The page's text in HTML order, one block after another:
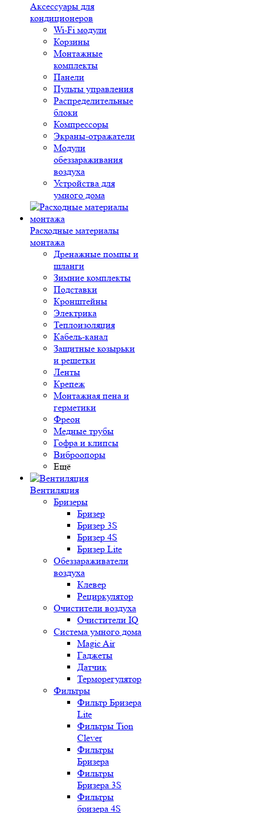
Аксессуары для
кондиционеров
Wi-Fi модули
Корзины
Монтажные
комплекты
Панели
Пульты управления
Распределительные
блоки
Компрессоры
Экраны-отражатели
Модули
обеззараживания
воздуха
Устройства для
умного дома
Расходные материалы
монтажа
Дренажные помпы и
шланги
Зимние комплекты
Подставки
Кронштейны
Электрика
Теплоизоляция
Кабель-канал
Защитные козырьки
и решетки
Ленты
Крепеж
Монтажная пена и
герметики
Фреон
Медные трубы
Гофра и клипсы
Виброопоры
Ещё
Вентиляция
Бризеры
Бризер
Бризер 3S
Бризер 4S
Бризер Lite
Обеззараживатели
воздуха
Клевер
Рециркулятор
Очистители воздуха
Очистители IQ
Система умного дома
Magic Air
Гаджеты
Датчик
Терморегулятор
Фильтры
Фильтр Бризера
Lite
Фильтры Tion
Clever
Фильтры
Бризера
Фильтры
Бризера 3S
Фильтры
бризера 4S